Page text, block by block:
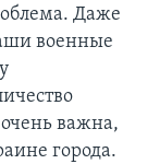
Даже
военные
важна,
города.